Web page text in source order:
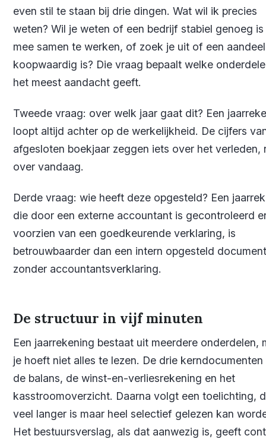
even stil te staan bij drie dingen. Wat wil ik precies
weten? Wil je weten of een bedrijf stabiel genoeg
mee samen te werken, of zoek je uit of een aandeel
koopwaardig is? Die vraag bepaalt welke
het meest aandacht geeft.
Tweede vraag: over welk jaar gaat dit? Een
loopt altijd achter op de werkelijkheid. De cijfers
afgesloten boekjaar zeggen iets over het verleden,
over vandaag.
Derde vraag: wie heeft deze opgesteld? Een
die door een externe accountant is gecontroleerd
voorzien van een goedkeurende verklaring, is
betrouwbaarder dan een intern opgesteld document
zonder accountantsverklaring.
De structuur in vijf minuten
Een jaarrekening bestaat uit meerdere onderdelen,
je hoeft niet alles te lezen. De drie kerndocumenten
de balans, de winst-en-verliesrekening en het
kasstroomoverzicht. Daarna volgt een toelichting,
veel langer is maar heel selectief gelezen kan
Het bestuursverslag, als dat aanwezig is, geeft